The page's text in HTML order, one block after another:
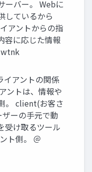
ーバー。 Webに
しているから
アントからの指
容に応じた情報
イアントの関係
ントは、情報や
。 client(お客さ
ーの⼿元で動
受け取るツール
ト側。 ＠